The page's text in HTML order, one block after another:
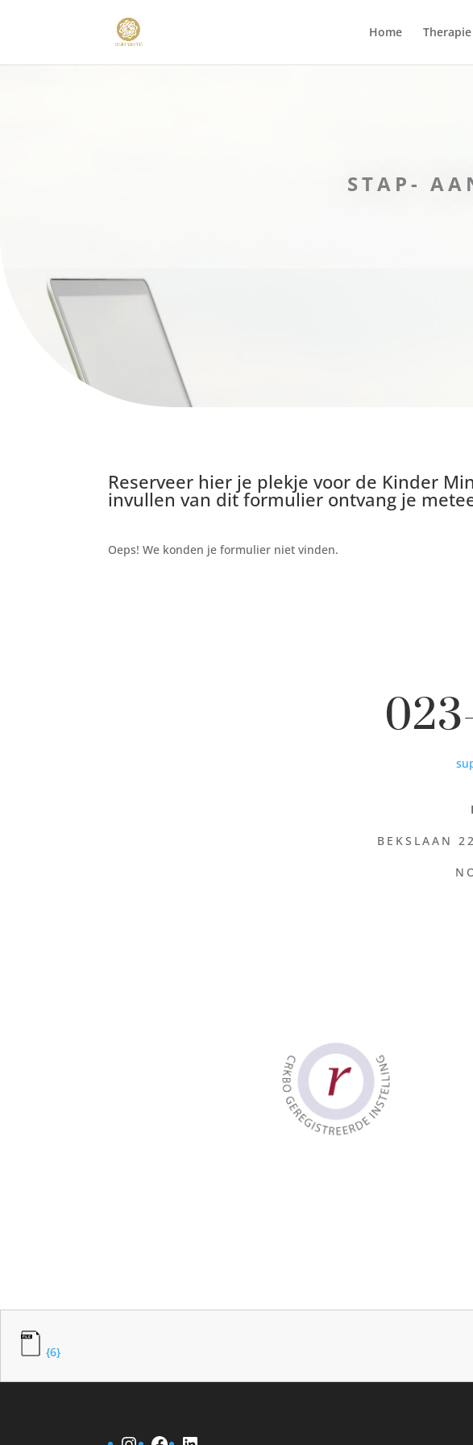
Home Therapie
STAP-
Reserveer hier je plekje voor de Kinder
invullen van dit formulier ontvang je
Oeps! We konden je formulier niet vinden.
BEKSLAAN
{6}